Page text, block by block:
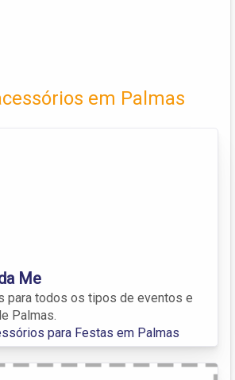
em Palmas
Me
para todos os tipos de eventos e
Palmas.
para Festas em Palmas